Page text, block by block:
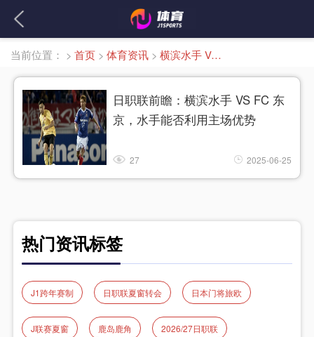
当前位置： > 首页 > 体育资讯 > 横滨水手 VS FC 东京
日职联前瞻：横滨水手 VS FC 东
京，水手能否利用主场优势
27 2025-06-25
热门资讯标签
J1跨年赛制 日职联夏窗转会 日本门将旅欧
J联赛夏窗 鹿岛鹿角 2026/27日职联